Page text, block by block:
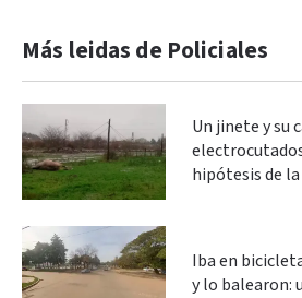
Más leidas de Policiales
Un jinete y su
hipótesis de
Iba en
y lo balearon: